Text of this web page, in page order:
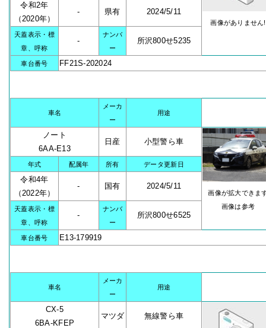
画像がありません!
令和2年
（2020年）
- 県有 2024/5/11
天蓋表示・標
章、呼称
-
ナンバ
ー
所沢800せ5235
車台番号 FF21S-202024
車名
メーカ
ー
用途
ノート
6AA-E13
日産 小型警ら車
画像が拡大できま
画像は参考
年式 配属年 所有 データ更新日
令和4年
（2022年）
- 国有 2024/5/11
天蓋表示・標
章、呼称
-
ナンバ
ー
所沢800せ6525
車台番号 E13-179919
車名
メーカ
ー
用途
CX-5
6BA-KFEP
マツダ 無線警ら車